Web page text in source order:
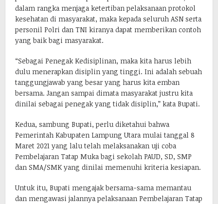
dalam rangka menjaga ketertiban pelaksanaan protokol
kesehatan di masyarakat, maka kepada seluruh ASN serta
personil Polri dan TNI kiranya dapat memberikan contoh
yang baik bagi masyarakat.
“Sebagai Penegak Kedisiplinan, maka kita harus lebih
dulu menerapkan disiplin yang tinggi. Ini adalah sebuah
tanggungjawab yang besar yang harus kita emban
bersama. Jangan sampai dimata masyarakat justru kita
dinilai sebagai penegak yang tidak disiplin,” kata Bupati.
Kedua, sambung Bupati, perlu diketahui bahwa
Pemerintah Kabupaten Lampung Utara mulai tanggal 8
Maret 2021 yang lalu telah melaksanakan uji coba
Pembelajaran Tatap Muka bagi sekolah PAUD, SD, SMP
dan SMA/SMK yang dinilai memenuhi kriteria kesiapan.
Untuk itu, Bupati mengajak bersama-sama memantau
dan mengawasi jalannya pelaksanaan Pembelajaran Tatap